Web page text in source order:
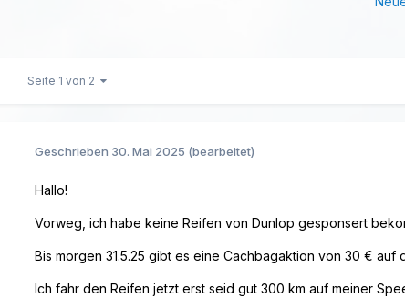
Seite 1 von 2
Geschrieben 30. Mai 2025 (bearbeitet)
Hallo!
Vorweg, ich habe keine Reifen von Dunlop gesponsert
Bis morgen 31.5.25 gibt es eine Cachbagaktion von 30 € auf
Ich fahr den Reifen jetzt erst seid gut 300 km auf meiner